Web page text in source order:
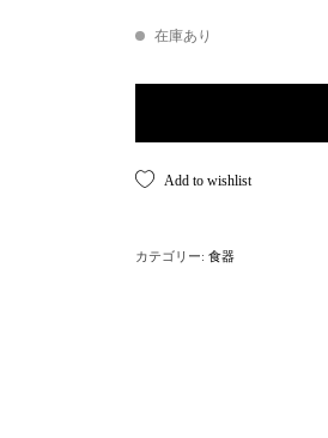
在庫あり
Add to wishlist
カテゴリー: 食器